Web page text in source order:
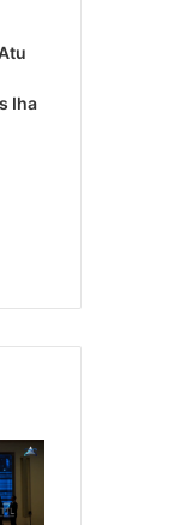
Ajuda
Iha